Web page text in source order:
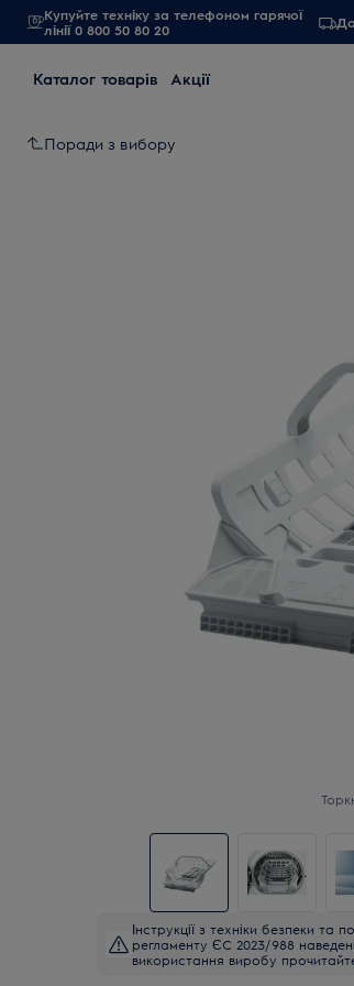
Купуйте техніку за телефоном гарячої
лінії 0 800 50 80 20
Каталог товарів Акції
Поради з вибору
Інструкції з техніки безпеки
регламенту ЄС 2023/988
використання виробу